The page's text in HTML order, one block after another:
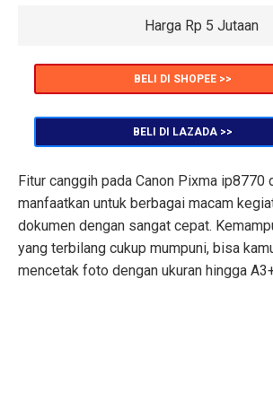
Harga Rp 5 Jutaan
BELI DI SHOPEE >>
BELI DI LAZADA >>
Fitur canggih pada Canon Pixma ip8770
manfaatkan untuk berbagai macam
dokumen dengan sangat cepat.
yang terbilang cukup mumpuni, bisa
mencetak foto dengan ukuran hingga